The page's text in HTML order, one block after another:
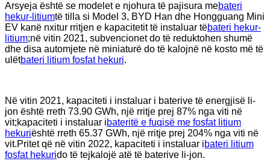
Arsyeja është se modelet e njohura të pajisura mebateri
hekur-litiumtë tilla si Model 3, BYD Han dhe Hongguang Mini
EV kanë nxitur rritjen e kapacitetit të instaluar tëbateri hekur-
litium;në vitin 2021, subvencionet do të reduktohen shumë
dhe disa automjete në miniaturë do të kalojnë në kosto më të
ulëtbateri litium fosfat hekuri.
Në vitin 2021, kapaciteti i instaluar i baterive të energjisë li-
jon është rreth 73.90 GWh, një rritje prej 87% nga viti në
vit;kapaciteti i instaluar ibateritë e fuqisë me fosfat litium
hekuriështë rreth 65.37 GWh, një rritje prej 204% nga viti në
vit.Pritet që në vitin 2022, kapaciteti i instaluar ibateri litium
fosfat hekurido të tejkalojë atë të baterive li-jon.